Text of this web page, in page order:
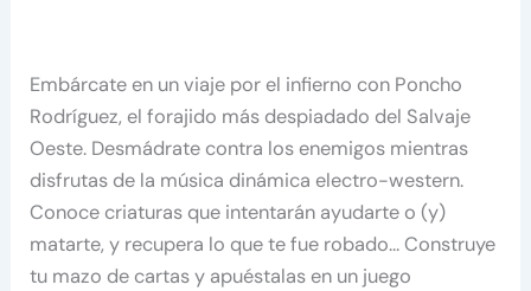
Embárcate en un viaje por el infierno con Poncho
Rodríguez, el forajido más despiadado del Salvaje
Oeste. Desmádrate contra los enemigos mientras
disfrutas de la música dinámica electro-western.
Conoce criaturas que intentarán ayudarte o (y)
matarte, y recupera lo que te fue robado… Construye
tu mazo de cartas y apuéstalas en un juego